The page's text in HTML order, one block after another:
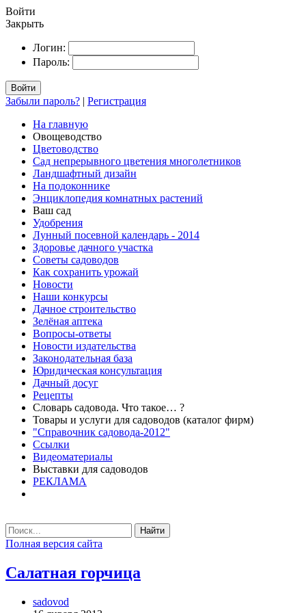
Войти
Закрыть
Логин:
Пароль:
Войти
Забыли пароль? | Регистрация
На главную
Овощеводство
Цветоводство
Сад непрерывного цветения многолетников
Ландшафтный дизайн
На подоконнике
Энциклопедия комнатных растений
Ваш сад
Удобрения
Лунный посевной календарь - 2014
Здоровье дачного участка
Советы садоводов
Как сохранить урожай
Новости
Наши конкурсы
Дачное строительство
Зелёная аптека
Вопросы-ответы
Новости издательства
Законодательная база
Юридическая консультация
Дачный досуг
Рецепты
Словарь садовода. Что такое… ?
Товары и услуги для садоводов (каталог фирм)
"Справочник садовода-2012"
Ссылки
Видеоматериалы
Выставки для садоводов
РЕКЛАМА
Найти
Полная версия сайта
Салатная горчица
sadovod